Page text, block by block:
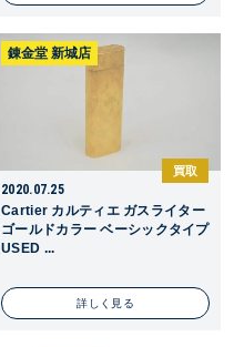
錬金堂 新城店
買取
2020.07.25
Cartier カルティエ ガスライター
ゴールドカラー ベーシックタイプ
USED ...
詳しく見る